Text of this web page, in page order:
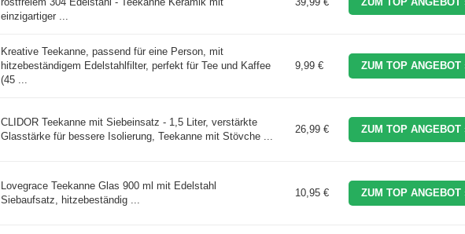
einzigartiger ...
Kreative Teekanne, passend für eine Person, mit
hitzebeständigem Edelstahlfilter, perfekt für Tee und Kaffee
(45 ...
9,99 € ZUM TOP ANGEBOT
CLIDOR Teekanne mit Siebeinsatz - 1,5 Liter, verstärkte
Glasstärke für bessere Isolierung, Teekanne mit Stövche ...
26,99 € ZUM TOP ANGEBOT
Lovegrace Teekanne Glas 900 ml mit Edelstahl
Siebaufsatz, hitzebeständig ...
10,95 € ZUM TOP ANGEBOT